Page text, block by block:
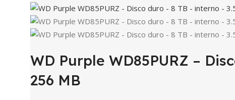
WD Purple WD85PURZ –
256 MB